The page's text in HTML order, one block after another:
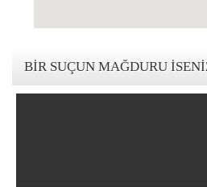
BIR SUÇUN MAĞDURU